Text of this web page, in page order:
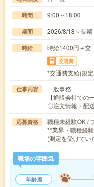
時間 9:00～18:00
期間 2026/8/18～長
時給 時給1400円＋交
交通費
*交通費支給(規
仕事内容
一般事務
【通販会社での
〇注文情報・配
応募資格
職種未経験OK /
**業界・職種経
(測定を受けてい
職場の雰囲気
年齢層